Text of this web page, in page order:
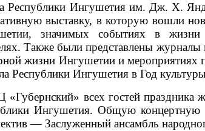
Республики Ингушетия им. Дж. Х.
выставку, в которую вошли
значимых событиях в
Также были представлены
жизни Ингушетии и мероприятиях
Республики Ингушетия в Год
всех гостей праздника
Ингушетия. Общую концертную
— Заслуженный ансамбль